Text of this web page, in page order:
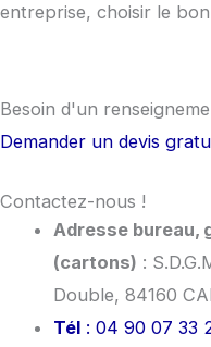
entreprise, choisir le
Besoin d'un
Demander un devis
Contactez-nous !
Adresse bureau,
(cartons) :
Double, 84160
Tél : 04 90 07 33